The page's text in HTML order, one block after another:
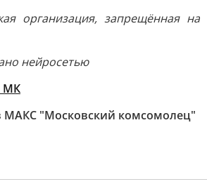
организация, запрещённая на
нейросетью
МК
МАКС "Московский комсомолец"